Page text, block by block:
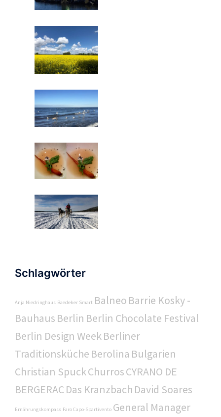
Schlagwörter
Anja Niedringhaus Baedeker Smart Balneo Barrie Kosky -
Bauhaus Berlin Berlin Chocolate Festival
Berlin Design WeekBerliner
Traditionsküche Berolina Bulgarien
Christian SpuckChurrosCYRANO DE
BERGERAC Das Kranzbach David Soares
Ernährungskompass Faro Capo-Spartivento General Manager